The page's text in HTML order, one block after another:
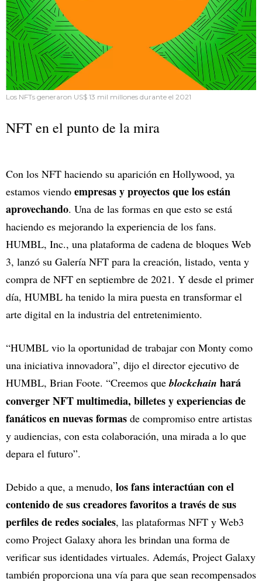
Los NFTs generaron US$ 13 mil millones durante el 2021
NFT en el punto de la mira
Con los NFT haciendo su aparición en Hollywood, ya
estamos viendo empresas y proyectos que los están
aprovechando. Una de las formas en que esto se está
haciendo es mejorando la experiencia de los fans.
HUMBL, Inc., una plataforma de cadena de bloques Web
3, lanzó su Galería NFT para la creación, listado, venta y
compra de NFT en septiembre de 2021. Y desde el primer
día, HUMBL ha tenido la mira puesta en transformar el
arte digital en la industria del entretenimiento.
“HUMBL vio la oportunidad de trabajar con Monty como
una iniciativa innovadora”, dijo el director ejecutivo de
HUMBL, Brian Foote. “Creemos que blockchain hará
converger NFT multimedia, billetes y experiencias de
fanáticos en nuevas formas de compromiso entre artistas
y audiencias, con esta colaboración, una mirada a lo que
depara el futuro”.
Debido a que, a menudo, los fans interactúan con el
contenido de sus creadores favoritos a través de sus
perfiles de redes sociales, las plataformas NFT y Web3
como Project Galaxy ahora les brindan una forma de
verificar sus identidades virtuales. Además, Project Galaxy
también proporciona una vía para que sean recompensados